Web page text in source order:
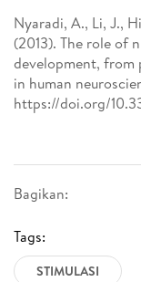
Bagikan:
Tags:
STIMULASI
Nyaradi, A., Li, J.,
(2013). The role of
development, from
in human
https://doi.org/